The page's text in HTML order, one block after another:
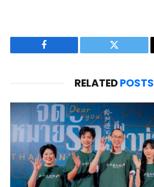
Facebook Twitter
RELATEDPOSTS